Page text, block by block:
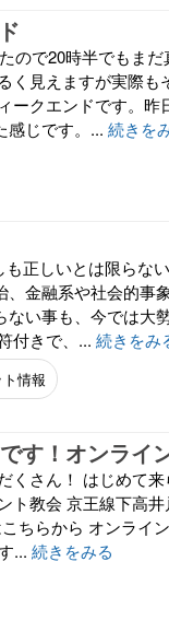
ので20時半でもまだ
く見えますが実際も
ークエンドです。昨
感じです。... 続きを
正しいとは限らな
、金融系や社会的事
い事も、今では大
付きで、... 続きをみ
情報
くさん！ はじめて
ト教会 京王線下高井
ちらから オンライ
... 続きをみる